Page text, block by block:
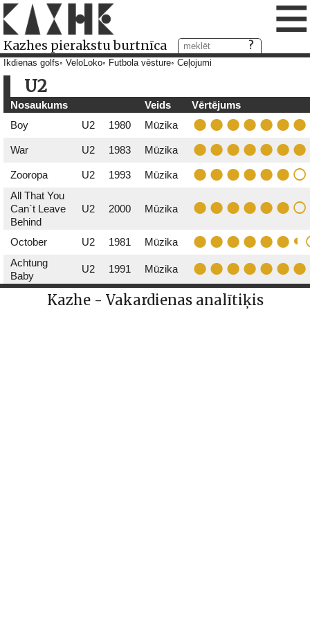
Kazhes pierakstu burtnīca ≡
Ikdienas golfs VeloLoko Futbola vēsture Ceļojumi
U2
Nosaukums Veids
Vērtējums
Boy
U2 1980 Mūzika
War U2 1983 Mūzika
Zooropa U2 1993
Mūzika
All That You
Can`t Leave
Behind
U2 2000 Mūzika
October U2 1981
Mūzika
Achtung
Baby
U2 1991 Mūzika
Kazhe - Vakardienas analītiķis